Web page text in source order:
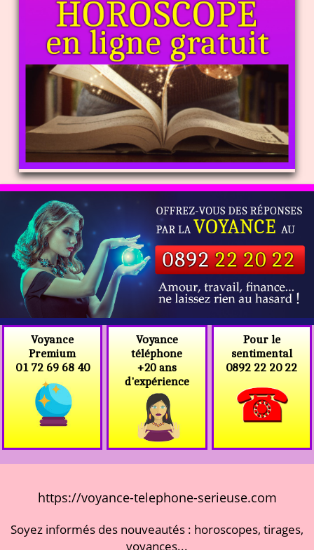
Voyance
Premium
01 72 69 68 40
Voyance
téléphone
+20 ans
d'expérience
Pour le
sentimental
0892 22 20 22
https://voyance-telephone-serieuse.com
Soyez informés des nouveautés : horoscopes, tirages,
voyances...